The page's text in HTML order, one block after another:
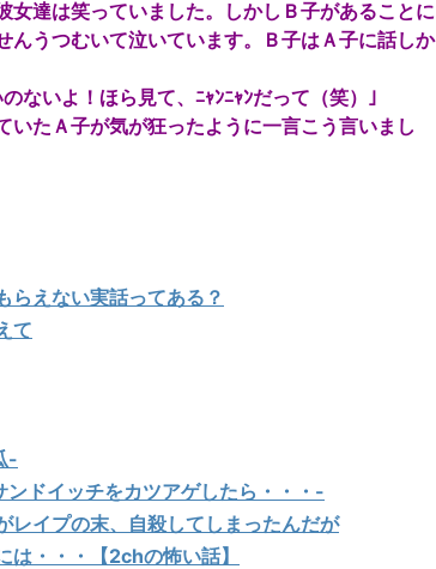
女達は笑っていました。しかしＢ子があることに
んうつむいて泣いています。Ｂ子はＡ子に話しか
ないよ！ほら見て、ﾆｬﾝﾆｬﾝだって（笑）｣
いたＡ子が気が狂ったように一言こう言いまし
らえない実話ってある？
て
-
ンドイッチをカツアゲしたら・・・-
レイプの末、自殺してしまったんだが
は・・・【2chの怖い話】